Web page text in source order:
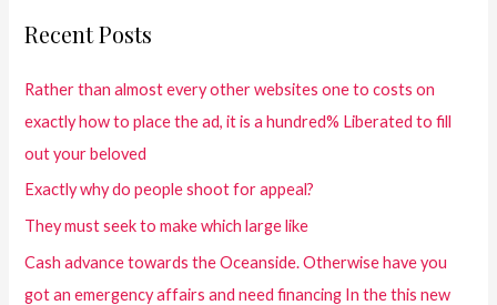
Recent Posts
Rather than almost every other websites one to costs on
exactly how to place the ad, it is a hundred% Liberated to fill
out your beloved
Exactly why do people shoot for appeal?
They must seek to make which large like
Cash advance towards the Oceanside. Otherwise have you
got an emergency affairs and need financing In the this new